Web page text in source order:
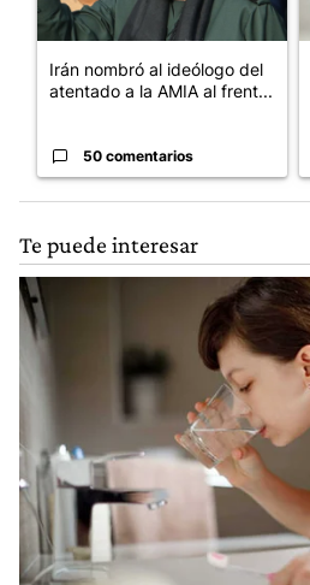
Irán nombró al ideólogo del
atentado a la AMIA al frent...
50 comentarios